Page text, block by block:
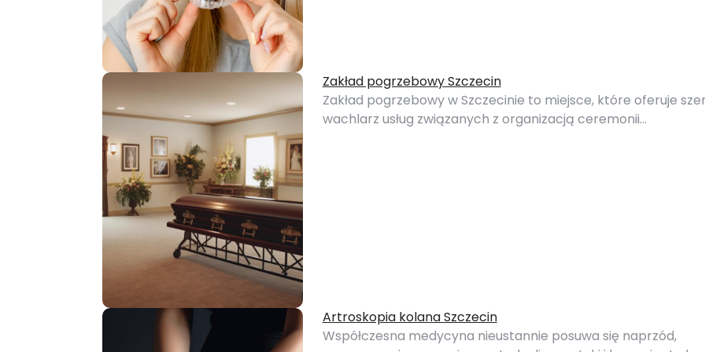
Zakład pogrzebowy Szczecin
Zakład pogrzebowy w Szczecinie to miejsce, które oferuje
wachlarz usług związanych z organizacją ceremonii…
Artroskopia kolana Szczecin
Współczesna medycyna nieustannie posuwa się naprzód,